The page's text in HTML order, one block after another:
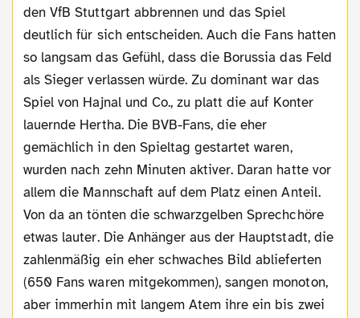
den VfB Stuttgart abbrennen und das Spiel
deutlich für sich entscheiden. Auch die Fans hatten
so langsam das Gefühl, dass die Borussia das Feld
als Sieger verlassen würde. Zu dominant war das
Spiel von Hajnal und Co., zu platt die auf Konter
lauernde Hertha. Die BVB-Fans, die eher
gemächlich in den Spieltag gestartet waren,
wurden nach zehn Minuten aktiver. Daran hatte vor
allem die Mannschaft auf dem Platz einen Anteil.
Von da an tönten die schwarzgelben Sprechchöre
etwas lauter. Die Anhänger aus der Hauptstadt, die
zahlenmäßig ein eher schwaches Bild ablieferten
(650 Fans waren mitgekommen), sangen monoton,
aber immerhin mit langem Atem ihre ein bis zwei